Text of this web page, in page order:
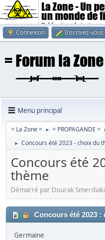
La Zone - Un
un monde de
Publication de textes
Connexion
Inscrivez-vous
Menu principal
= La Zone = ► = PROPAGANDE =
► Concours été 2023 - choix du
Concours été
thème
Démarré par Dourak
Concours été 2023 :
Germaine